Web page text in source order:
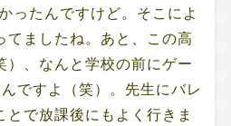
ったんですけど。そこによ
てましたね。あと、この高
）、なんと学校の前にゲー
ですよ（笑）。先生にバレ
とで放課後にもよく行きま